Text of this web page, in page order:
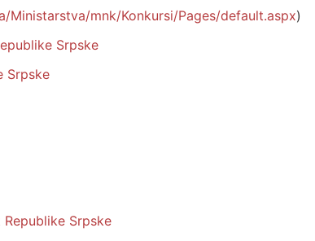
Ministarstva/mnk/Konkursi/Pages/default.aspx)
Srpske
Srpske
Srpske